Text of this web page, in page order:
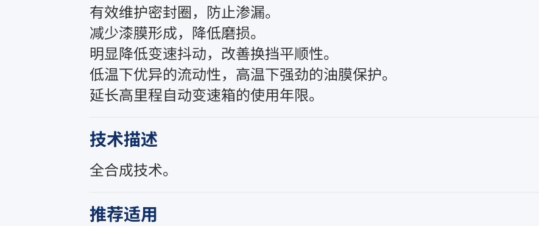
有效维护密封圈，防止渗漏。
减少漆膜形成，降低磨损。
明显降低变速抖动，改善换挡平顺性。
低温下优异的流动性，高温下强劲的油膜保护。
延长高里程自动变速箱的使用年限。
技术描述
全合成技术。
推荐适用